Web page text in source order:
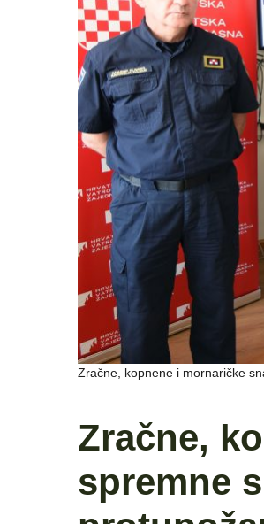
Zračne, kopnene i mornaričke
Zračne,
spremne